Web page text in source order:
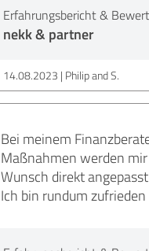
Erfahrungsbericht &
nekk & partner
14.08.2023 Philip and S.
Bei meinem
Maßnahmen werden
Wunsch direkt
Ich bin rundum